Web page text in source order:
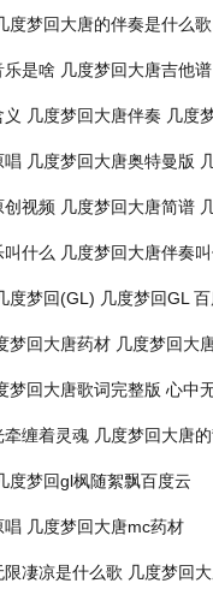
度梦回大唐的伴奏是什么歌
乐是啥 几度梦回大唐吉他谱
几度梦回大唐伴奏 几度
唱 几度梦回大唐奥特曼版
创视频 几度梦回大唐简谱
叫什么 几度梦回大唐伴奏
度梦回(GL) 几度梦回GL
梦回大唐药材 几度梦回大
梦回大唐歌词完整版 心中
牵缠着灵魂 几度梦回大唐
度梦回gl枫随絮飘百度云
唱 几度梦回大唐mc药材
限凄凉是什么歌 几度梦回